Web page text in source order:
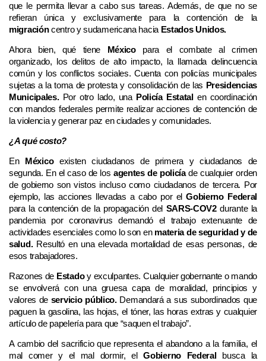
que le permita llevar a cabo sus tareas. Además, de que no se
refieran única y exclusivamente para la contención de la
migracióncentro y sudamericana hacia Estados Unidos.
Ahora bien, qué tiene Méxicopara el combate al crimen
organizado, los delitos de alto impacto, la llamada delincuencia
común y los conflictos sociales. Cuenta con policías municipales
sujetas a la toma de protesta y consolidación de las Presidencias
Municipales.Por otro lado, una Policía Estatalen coordinación
con mandos federales permite realizar acciones de contención de
la violencia y generar paz en ciudades y comunidades.
¿A qué costo?
En México existen ciudadanos de primera y ciudadanos de
segunda. En el caso de los agentes de policíade cualquier orden
de gobierno son vistos incluso como ciudadanos de tercera. Por
ejemplo, las acciones llevadas a cabo por elGobierno Federal
para la contención de la propagación del SARS-COV2durante la
pandemia por coronavirus demandó el trabajo extenuante de
actividades esenciales como lo son en materia de seguridad y de
salud. Resultó en una elevada mortalidad de esas personas, de
esos trabajadores.
Razones de Estadoy exculpantes. Cualquier gobernante o mando
se envolverá con una gruesa capa de moralidad, principios y
valores de servicio público. Demandará a sus subordinados que
paguen la gasolina, las hojas, el tóner, las horas extras y cualquier
artículo de papelería para que “saquen el trabajo”.
A cambio del sacrificio que representa el abandono a la familia, el
mal comer y el mal dormir, elGobierno Federalbusca la